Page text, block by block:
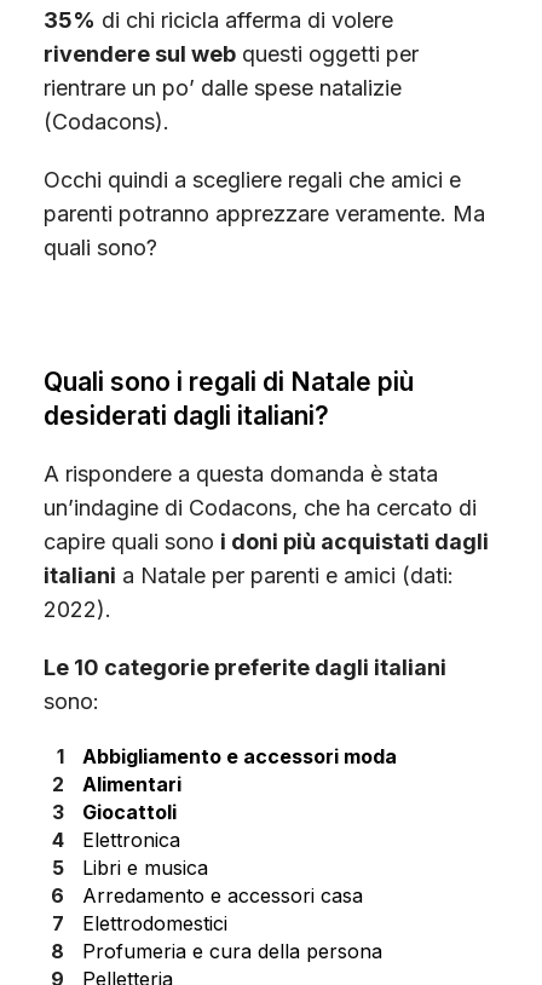
35% di chi ricicla afferma di volere
rivendere sul webquesti oggetti per
rientrare un po’ dalle spese natalizie
(Codacons).
Occhi quindi a scegliere regali che amici e
parenti potranno apprezzare veramente. Ma
quali sono?
Quali sono i regali di Natale più
desiderati dagli italiani?
A rispondere a questa domanda è stata
un’indagine di Codacons, che ha cercato di
capire quali sono i doni più acquistati dagli
italiani a Natale per parenti e amici (dati:
2022).
Le 10 categorie preferite dagli italiani
sono:
Abbigliamento e accessori moda
Alimentari
Giocattoli
Elettronica
Libri e musica
Arredamento e accessori casa
Elettrodomestici
Profumeria e cura della persona
Pelletteria